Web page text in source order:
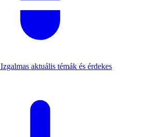
Izgalmas aktuális témák és érdekes